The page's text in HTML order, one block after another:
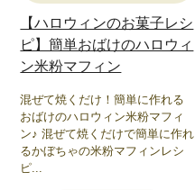
【ハロウィンのお菓子レシ
ピ】簡単おばけのハロウィ
ン米粉マフィン
混ぜて焼くだけ！簡単に作れる
おばけのハロウィン米粉マフィ
ン♪ 混ぜて焼くだけで簡単に作れ
るかぼちゃの米粉マフィンレシ
ピ...